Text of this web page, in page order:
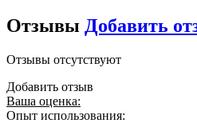
Отзывы Добавить
Отзывы отсутствуют
Добавить отзыв
Ваша оценка:
Опыт использования: